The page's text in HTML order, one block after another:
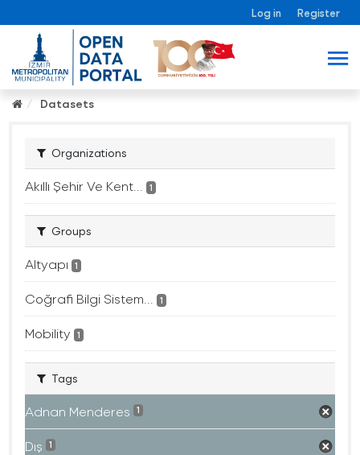
Log in Register
Datasets
Organizations
Akıllı Şehir Ve Kent... 1
Groups
Altyapı 1
Coğrafi Bilgi Sistem... 1
Mobility 1
Tags
Adnan Menderes 1
Dış 1